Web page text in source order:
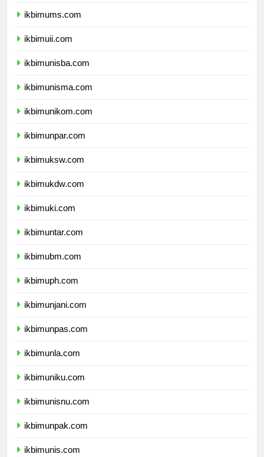
ikbimums.com
ikbimuii.com
ikbimunisba.com
ikbimunisma.com
ikbimunikom.com
ikbimunpar.com
ikbimuksw.com
ikbimukdw.com
ikbimuki.com
ikbimuntar.com
ikbimubm.com
ikbimuph.com
ikbimunjani.com
ikbimunpas.com
ikbimunla.com
ikbimuniku.com
ikbimunisnu.com
ikbimunpak.com
ikbimunis.com